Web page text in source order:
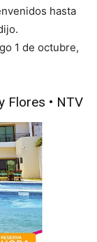
hasta
1 de octubre,
Flores • NTV